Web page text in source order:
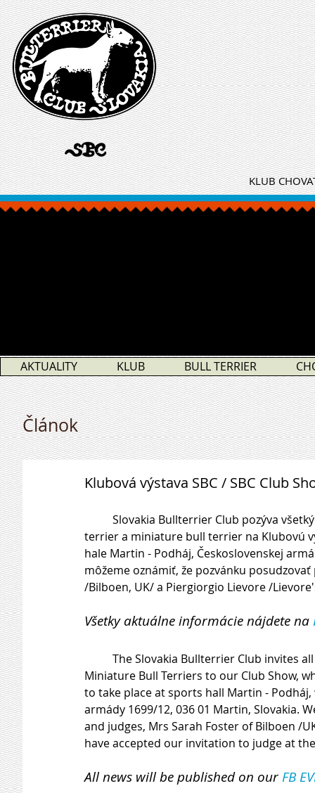
KLUB
AKTUALITY KLUB BULL TERRIER
Článok
Klubová výstava SBC / SBC Club
terrier a miniature bull terrier na Klubovú
hale Martin - Podháj, Československej
môžeme oznámiť, že pozvánku
/Bilboen, UK/ a Piergiorgio Lievore /
Všetky aktuálne informácie nájdete na
Miniature Bull Terriers to our Club Show,
to take place at sports hall Martin -
armády 1699/12, 036 01 Martin, Slovakia.
and judges, Mrs Sarah Foster of Bilboen /
have accepted our invitation to judge at
All news will be published on our FB